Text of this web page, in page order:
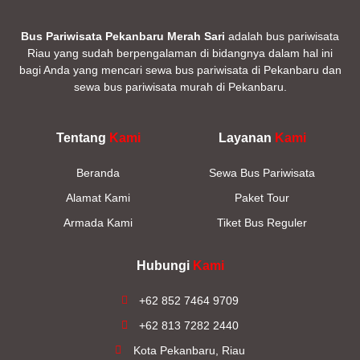
Bus Pariwisata Pekanbaru Merah Sari adalah bus pariwisata
Riau yang sudah berpengalaman di bidangnya dalam hal ini
bagi Anda yang mencari sewa bus pariwisata di Pekanbaru dan
sewa bus pariwisata murah di Pekanbaru.
Tentang Kami
Beranda
Alamat Kami
Armada Kami
Layanan Kami
Sewa Bus Pariwisata
Paket Tour
Tiket Bus Reguler
Hubungi Kami
+62 852 7464 9709
+62 813 7282 2440
Kota Pekanbaru, Riau